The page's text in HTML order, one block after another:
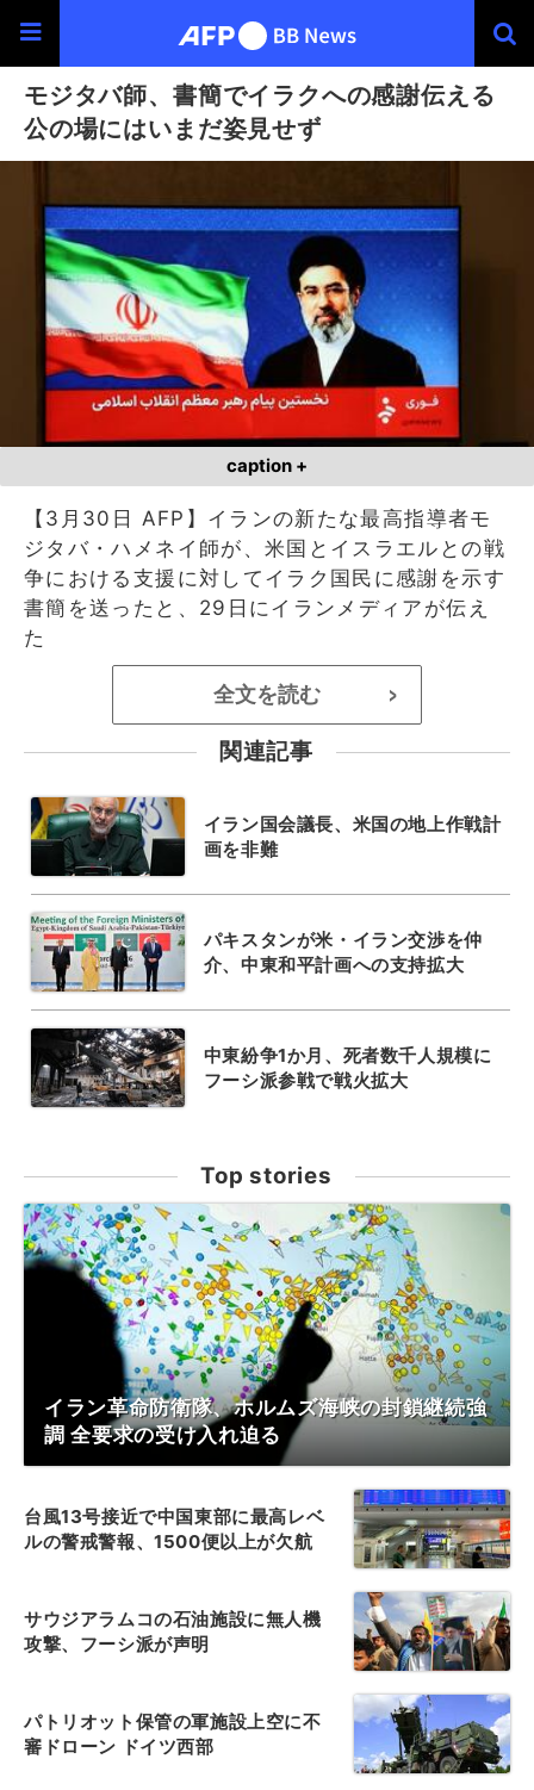
モジタバ師、書簡でイラクへの感謝伝える
公の場にはいまだ姿見せず
caption +
【3月30日 AFP】イランの新たな最高指導者モ
ジタバ・ハメネイ師が、米国とイスラエルとの戦
争における支援に対してイラク国民に感謝を示す
書簡を送ったと、29日にイランメディアが伝え
た
全文を読む >
関連記事
イラン国会議長、米国の地上作戦計
画を非難
パキスタンが米・イラン交渉を仲
介、中東和平計画への支持拡大
中東紛争1か月、死者数千人規模に
フーシ派参戦で戦火拡大
Top stories
イラン革命防衛隊、ホルムズ海峡の封鎖継続強
調 全要求の受け入れ迫る
台風13号接近で中国東部に最高レベ
ルの警戒警報、1500便以上が欠航
サウジアラムコの石油施設に無人機
攻撃、フーシ派が声明
パトリオット保管の軍施設上空に不
審ドローン ドイツ西部